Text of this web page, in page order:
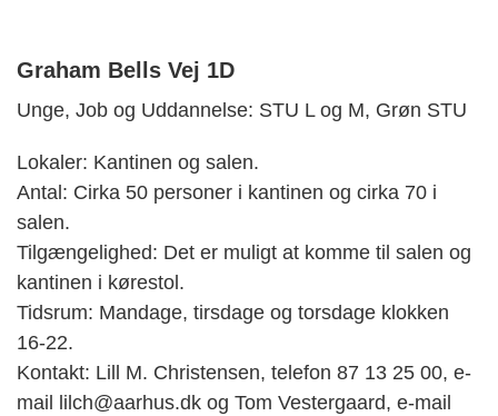
Graham Bells Vej 1D
Unge, Job og Uddannelse: STU L og M, Grøn STU
Lokaler: Kantinen og salen.
Antal: Cirka 50 personer i kantinen og cirka 70 i
salen.
Tilgængelighed: Det er muligt at komme til salen og
kantinen i kørestol.
Tidsrum: Mandage, tirsdage og torsdage klokken
16-22.
Kontakt: Lill M. Christensen, telefon 87 13 25 00, e-
mail lilch@aarhus.dk og Tom Vestergaard, e-mail